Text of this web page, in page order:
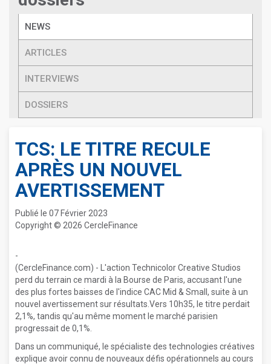
NEWS
ARTICLES
INTERVIEWS
DOSSIERS
TCS: LE TITRE RECULE
APRÈS UN NOUVEL
AVERTISSEMENT
Publié le 07 Février 2023
Copyright © 2026 CercleFinance
-
(CercleFinance.com) - L'action Technicolor Creative Studios
perd du terrain ce mardi à la Bourse de Paris, accusant l'une
des plus fortes baisses de l'indice CAC Mid & Small, suite à un
nouvel avertissement sur résultats.Vers 10h35, le titre perdait
2,1%, tandis qu'au même moment le marché parisien
progressait de 0,1%.
Dans un communiqué, le spécialiste des technologies créatives
explique avoir connu de nouveaux défis opérationnels au cours